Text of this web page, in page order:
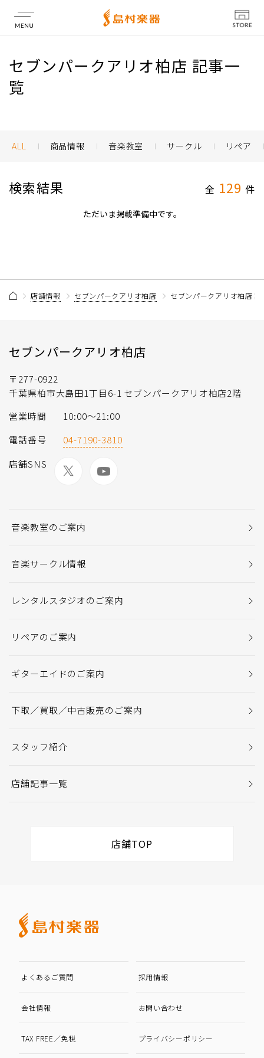
店舗情報
セブンパークアリオ柏店 記事一
覧
ALL 商品情報 音楽教室 サークル リペア
検索結果 全 129 件
ただいま掲載準備中です。
店舗情報 セブンパークアリオ柏店 セブンパークアリオ柏店
セブンパークアリオ柏店
〒277-0922
千葉県柏市大島田1丁目6-1 セブンパークアリオ柏店2階
営業時間
10:00～21:00
電話番号
04-7190-3810
店舗SNS
音楽教室のご案内
音楽サークル情報
レンタルスタジオのご案内
リペアのご案内
ギターエイドのご案内
下取／買取／中古販売のご案内
スタッフ紹介
店舗記事一覧
店舗TOP
よくあるご質問 採用情報
会社情報 お問い合わせ
TAX FREE／免税 プライバシーポリシー